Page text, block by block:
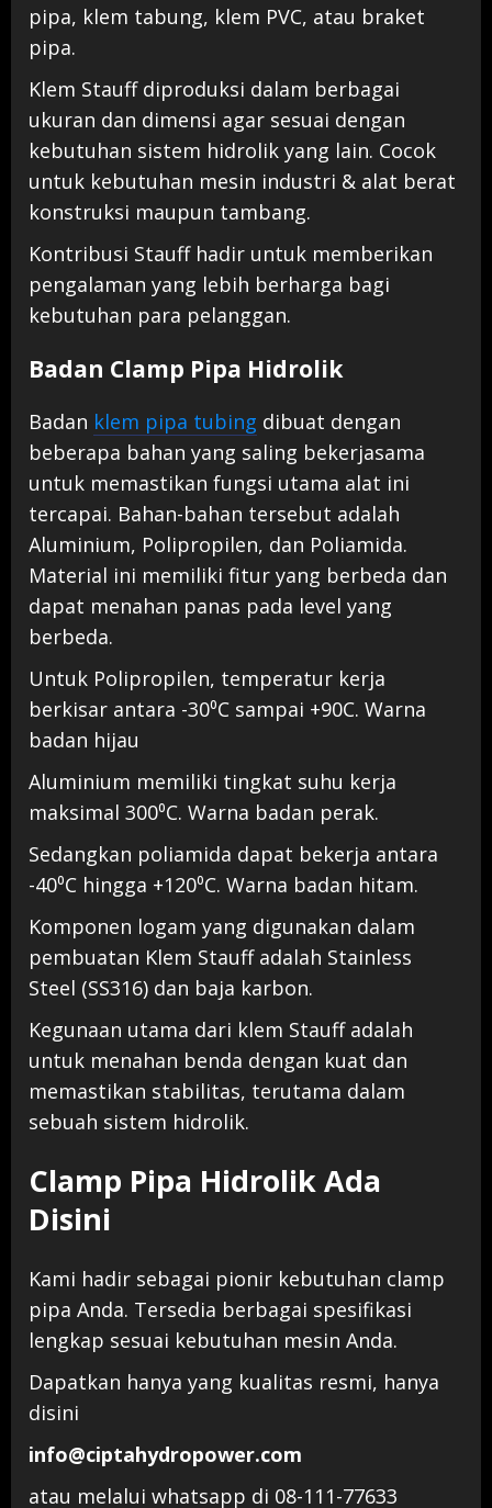
pipa, klem tabung, klem PVC, atau braket
pipa.
Klem Stauff diproduksi dalam berbagai
ukuran dan dimensi agar sesuai dengan
kebutuhan sistem hidrolik yang lain. Cocok
untuk kebutuhan mesin industri & alat berat
konstruksi maupun tambang.
Kontribusi Stauff hadir untuk memberikan
pengalaman yang lebih berharga bagi
kebutuhan para pelanggan.
Badan Clamp Pipa Hidrolik
Badan klem pipa tubing dibuat dengan
beberapa bahan yang saling bekerjasama
untuk memastikan fungsi utama alat ini
tercapai. Bahan-bahan tersebut adalah
Aluminium, Polipropilen, dan Poliamida.
Material ini memiliki fitur yang berbeda dan
dapat menahan panas pada level yang
berbeda.
Untuk Polipropilen, temperatur kerja
berkisar antara -30⁰C sampai +90C. Warna
badan hijau
Aluminium memiliki tingkat suhu kerja
maksimal 300⁰C. Warna badan perak.
Sedangkan poliamida dapat bekerja antara
-40⁰C hingga +120⁰C. Warna badan hitam.
Komponen logam yang digunakan dalam
pembuatan Klem Stauff adalah Stainless
Steel (SS316) dan baja karbon.
Kegunaan utama dari klem Stauff adalah
untuk menahan benda dengan kuat dan
memastikan stabilitas, terutama dalam
sebuah sistem hidrolik.
Clamp Pipa Hidrolik Ada
Disini
Kami hadir sebagai pionir kebutuhan clamp
pipa Anda. Tersedia berbagai spesifikasi
lengkap sesuai kebutuhan mesin Anda.
Dapatkan hanya yang kualitas resmi, hanya
disini
info@ciptahydropower.com
atau melalui whatsapp di 08-111-77633